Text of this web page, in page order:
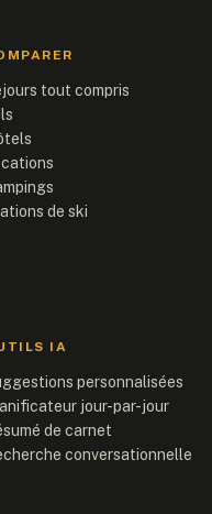
tout compris
de ski
IA
personnalisées
jour-par-jour
de carnet
conversationnelle